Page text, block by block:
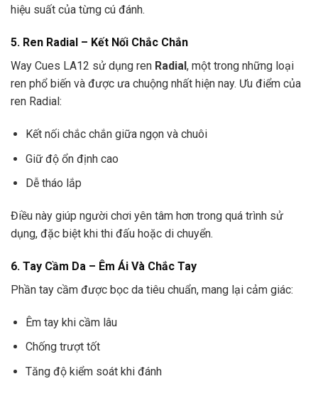
hiệu suất của từng cú đánh.
5. Ren Radial – Kết Nối Chắc Chắn
Way Cues LA12 sử dụng ren Radial , một trong những loại
ren phổ biến và được ưa chuộng nhất hiện nay. Ưu điểm của
ren Radial:
Kết nối chắc chắn giữa ngọn và chuôi
Giữ độ ổn định cao
Dễ tháo lắp
Điều này giúp người chơi yên tâm hơn trong quá trình sử
dụng, đặc biệt khi thi đấu hoặc di chuyển.
6. Tay Cầm Da – Êm Ái Và Chắc Tay
Phần tay cầm được bọc da tiêu chuẩn, mang lại cảm giác:
Êm tay khi cầm lâu
Chống trượt tốt
Tăng độ kiểm soát khi đánh